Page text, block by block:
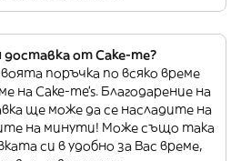
доставка от Cake-me?
поръчка по всяко време
на Cake-me’s. Благодарение на
ще може да се насладите на
на минути! Може също така
си в удобно за Вас време,